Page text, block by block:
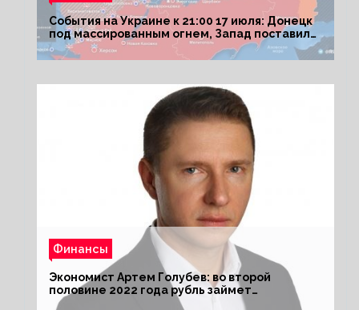
События на Украине к 21:00 17 июля: Донецк
под массированным огнем, Запад поставил
Киеву ультиматум
Финансы
Экономист Артем Голубев: во второй
половине 2022 года рубль займет
комфортный курс